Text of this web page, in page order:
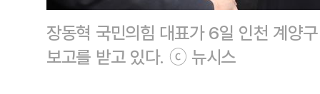
장동혁 국민의힘 대표가 6일 인천 계양
보고를 받고 있다. ⓒ 뉴시스